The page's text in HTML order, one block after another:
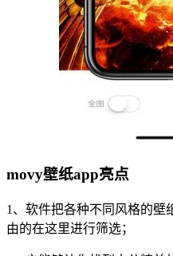
movy壁纸app亮点
1、软件把各种不同风格的壁
由的在这里进行筛选；